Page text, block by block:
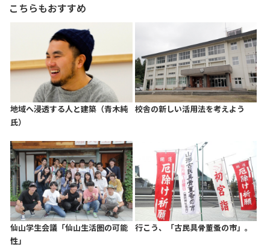
こちらもおすすめ
地域へ浸透する人と建築（青木純
氏）
校舎の新しい活用法を考えよう
仙山学生会議「仙山生活圏の可能
性」
行こう、「古民具骨董蚤の市」。